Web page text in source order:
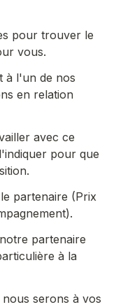
pour trouver le
vous.
à l'un de nos
en relation
avec ce
pour que
partenaire (Prix
partenaire
à la
serons à vos